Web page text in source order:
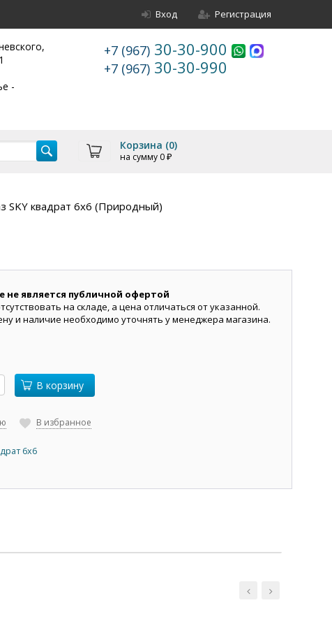
Вход Регистрация
-
+7 (967) 30-30-900
+7 (967) 30-30-990
Корзина (0)
на сумму 0 ₽
SKY квадрат 6х6 (Природный)
не является публичной офертой
на складе, а цена отличаться от указанной.
и наличие необходимо уточнять у менеджера магазина.
В корзину
В избранное
6х6